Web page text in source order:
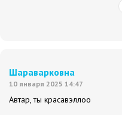
Шараварковна
10 января 2025 14:47
Автар, ты красавэллоо